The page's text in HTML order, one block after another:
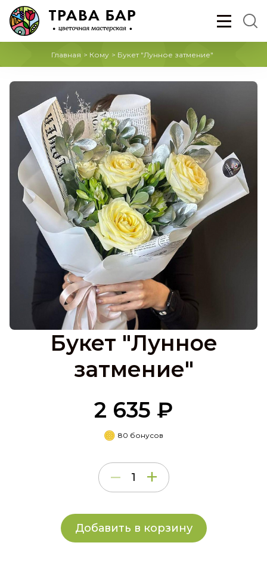
Главная > Кому > Букет "Лунное затмение"
Букет "Лунное
затмение"
2 635 ₽
80 бонусов
Добавить в корзину